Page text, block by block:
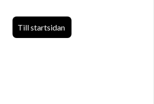
Till startsidan